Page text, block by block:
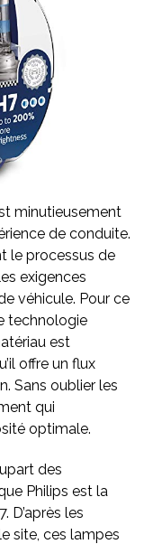
minutieusement
de conduite.
le processus de
exigences
véhicule. Pour ce
technologie
est
offre un flux
Sans oublier les
qui
optimale.
des
Philips est la
D’après les
site, ces lampes